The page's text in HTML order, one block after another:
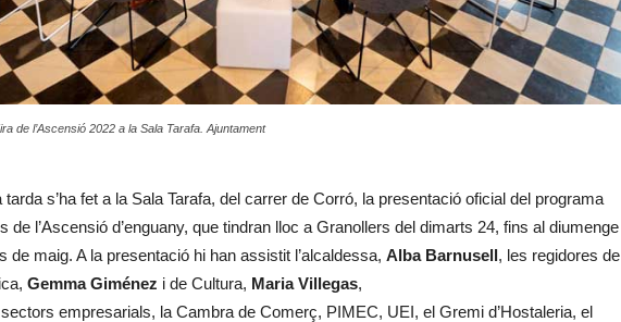
de l’Ascensió 2022 a la Sala Tarafa. Ajuntament
s’ha fet a la Sala Tarafa, del carrer de Corró, la presentació oficial del programa
de l’Ascensió d’enguany, que tindran lloc a Granollers del dimarts 24, fins al diumenge
de maig. A la presentació hi han assistit l’alcaldessa, Alba Barnusell, les regidores de
Gemma Giménez i de Cultura, Maria Villegas,
empresarials, la Cambra de Comerç, PIMEC, UEI, el Gremi d’Hostaleria, el